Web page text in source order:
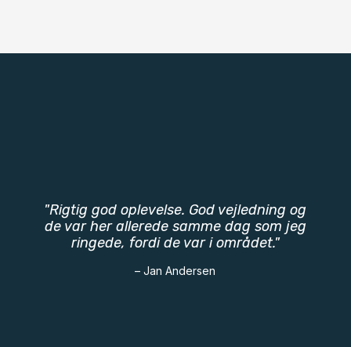
"Rigtig god oplevelse. God vejledning og
de var her allerede samme dag som jeg
ringede, fordi de var i området."
– Jan Andersen